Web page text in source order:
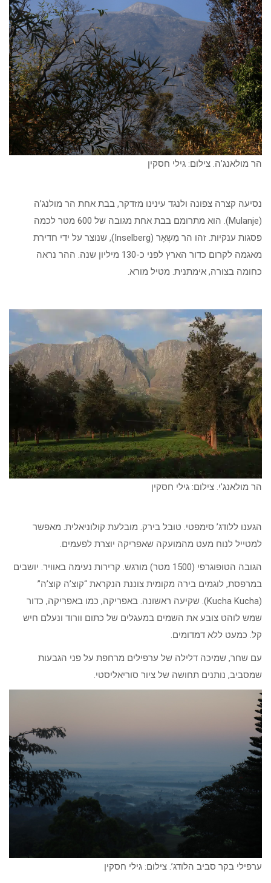
הר מולאנג’ה. צילום: גילי חסקין
נסיעה קצרה צפונה ולנגד עינינו מזדקר, בבת אחת הר מולנג’ה
(Mulanje). הוא מתרומם בבת אחת מגובה של 600 מטר לכמה
פסגות ענקיות. זהו הר מִשְאָר (Inselberg), שנוצר על ידי חדירת
מאגמה לקרום כדור הארץ לפני כ-130 מיליון שנה. ההר נראה
כחומה בצורה, אימתנית. מטיל מורא.
הר מולאנג’י. צילום: גילי חסקין
הגענו ללודג’ סימפטי. טובל בירק. מובלעת קולוניאלית. מאפשר
למטייל לנוח מעט מהמועקה שאפריקה יוצרת לפעמים.
הגובה הטופוגרפי (1500 מטר) מורגש. קרירות נעימה באוויר. יושבים
במרפסת, לוגמים בירה מקומית צוננת הנקראת “קוצ’ה קוצ’ה”
(Kucha Kucha). שקיעה ראשונה. באפריקה, כמו באפריקה, כדור
שמש לוהט צובע את השמים במעגלים של כתום וורוד ונעלם חיש
קל. כמעט ללא דמדומים.
עם שחר, שמיכה דלילה של ערפילים מרחפת על פני הגבעות
שמסביב, נותנים תחושה של ציור סוריאליסטי.
ערפילי בקר סביב הלודג’. צילום: גילי חסקין